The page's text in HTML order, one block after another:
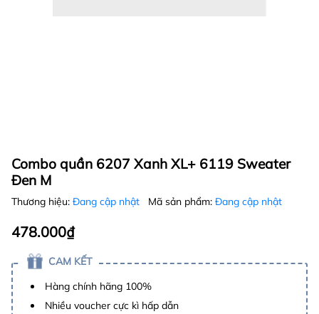
Combo quần 6207 Xanh XL+ 6119 Sweater
Đen M
Thương hiệu: Đang cập nhật Mã sản phẩm: Đang cập nhật
478.000₫
CAM KẾT
Hàng chính hãng 100%
Nhiều voucher cực kì hấp dẫn